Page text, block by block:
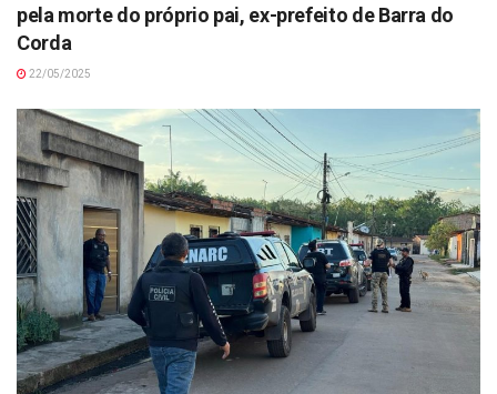
pela morte do próprio pai, ex-prefeito de Barra do
Corda
22/05/2025